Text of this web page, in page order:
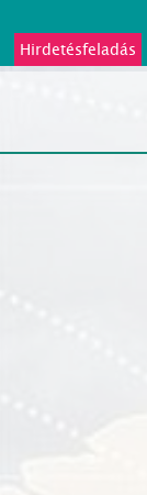
Hirdetésfeladás